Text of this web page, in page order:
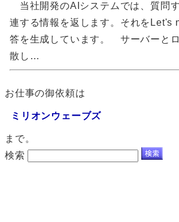
当社開発のAIシステムでは、質問
連する情報を返します。それをLet's
答を生成しています。 サーバーと
散し…
お仕事の御依頼は
ミリオンウェーブズ
まで。
検索